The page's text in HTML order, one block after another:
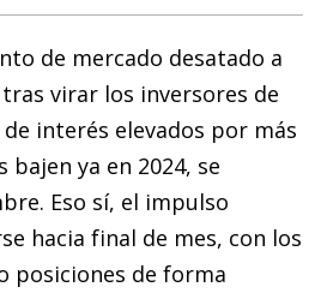
de mercado desatado a
virar los inversores de
interés elevados por más
ya en 2024, se
Eso sí, el impulso
hacia final de mes, con los
posiciones de forma